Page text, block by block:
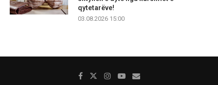
qytetarëve!
03.08.2026 15:00